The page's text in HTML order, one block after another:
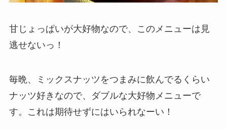
甘じょっぱいが大好物なので、このメニューは見
逃せないっ！
毎晩、ミックスナッツをつまみに飲んでるくらい
ナッツ好きなので、ダブルな大好物メニューで
す。これは期待せずにはいられなーい！